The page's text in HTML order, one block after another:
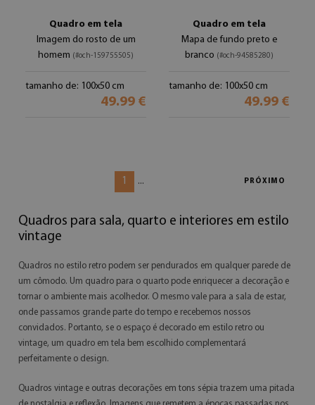
Quadro em tela
Imagem do rosto de um
homem (#och-159755505)
tamanho de: 100x50 cm
49.99 €
Quadro em tela
Mapa de fundo preto e
branco (#och-94585280)
tamanho de: 100x50 cm
49.99 €
1 ... PRÓXIMO
Quadros para sala, quarto e interiores em estilo
vintage
Quadros no estilo retro podem ser pendurados em qualquer parede de
um cômodo. Um quadro para o quarto pode enriquecer a decoração e
tornar o ambiente mais acolhedor. O mesmo vale para a sala de estar,
onde passamos grande parte do tempo e recebemos nossos
convidados. Portanto, se o espaço é decorado em estilo retro ou
vintage, um quadro em tela bem escolhido complementará
perfeitamente o design.
Quadros vintage e outras decorações em tons sépia trazem uma pitada